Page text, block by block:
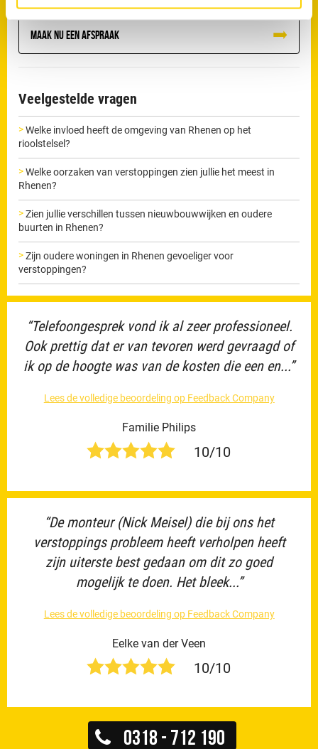
Maak nu een afspraak
Veelgestelde vragen
Welke invloed heeft de omgeving van Rhenen op het
rioolstelsel?
Welke oorzaken van verstoppingen zien jullie het meest in
Rhenen?
Zien jullie verschillen tussen nieuwbouwwijken en oudere
buurten in Rhenen?
Zijn oudere woningen in Rhenen gevoeliger voor
verstoppingen?
“Telefoongesprek vond ik al zeer professioneel.
Ook prettig dat er van tevoren werd gevraagd of
ik op de hoogte was van de kosten die een en...”
Lees de volledige beoordeling op Feedback Company
Familie Philips
10/10
“De monteur (Nick Meisel) die bij ons het
verstoppings probleem heeft verholpen heeft
zijn uiterste best gedaan om dit zo goed
mogelijk te doen. Het bleek...”
Lees de volledige beoordeling op Feedback Company
Eelke van der Veen
10/10
0318 - 712 190